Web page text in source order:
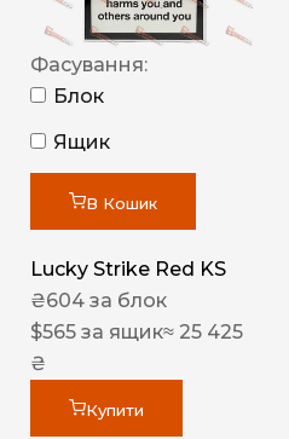
Фасування:
Блок
Ящик
В Кошик
Lucky Strike Red KS
₴604 за блок
$565 за ящик≈ 25 425
₴
Купити